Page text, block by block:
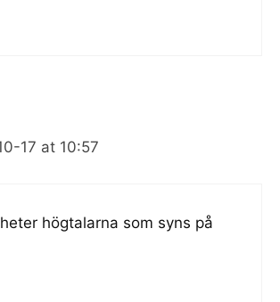
17 at 10:57
högtalarna som syns på